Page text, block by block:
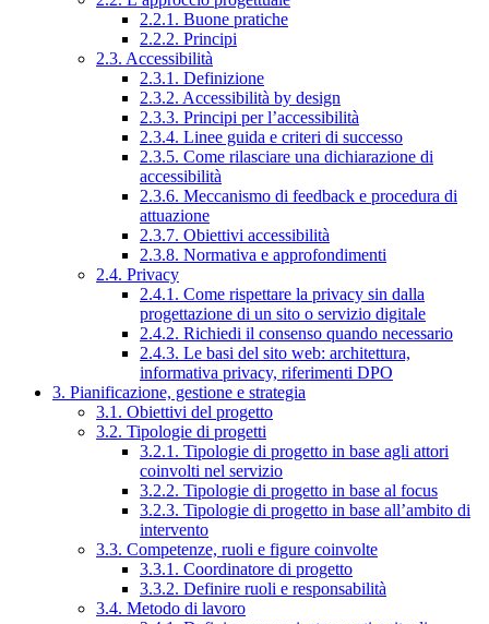
2.2.1. Buone pratiche
2.2.2. Principi
2.3. Accessibilità
2.3.1. Definizione
2.3.2. Accessibilità by design
2.3.3. Principi per l’accessibilità
2.3.4. Linee guida e criteri di successo
2.3.5. Come rilasciare una dichiarazione di
accessibilità
2.3.6. Meccanismo di feedback e procedura di
attuazione
2.3.7. Obiettivi accessibilità
2.3.8. Normativa e approfondimenti
2.4. Privacy
2.4.1. Come rispettare la privacy sin dalla
progettazione di un sito o servizio digitale
2.4.2. Richiedi il consenso quando necessario
2.4.3. Le basi del sito web: architettura,
informativa privacy, riferimenti DPO
3. Pianificazione, gestione e strategia
3.1. Obiettivi del progetto
3.2. Tipologie di progetti
3.2.1. Tipologie di progetto in base agli attori
coinvolti nel servizio
3.2.2. Tipologie di progetto in base al focus
3.2.3. Tipologie di progetto in base all’ambito di
intervento
3.3. Competenze, ruoli e figure coinvolte
3.3.1. Coordinatore di progetto
3.3.2. Definire ruoli e responsabilità
3.4. Metodo di lavoro